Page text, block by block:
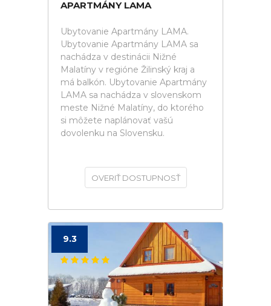
APARTMÁNY LAMA
Ubytovanie Apartmány LAMA.
Ubytovanie Apartmány LAMA sa
nachádza v destinácii Nižné
Malatíny v regióne Žilinský kraj a
má balkón. Ubytovanie Apartmány
LAMA sa nachádza v slovenskom
meste Nižné Malatíny, do ktorého
si môžete naplánovať vašú
dovolenku na Slovensku.
OVERIŤ DOSTUPNOSŤ
9.3